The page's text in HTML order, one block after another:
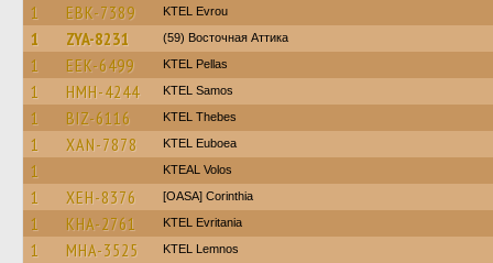
1 EBK-7389 KTEL Evrou
1 ZYA-8231 (59) Восточная Аттика
1 EEK-6499 KTEL Pellas
1 HMH-4244 KTEL Samos
1 BIZ-6116 KTEL Thebes
1 XAN-7878 ΚΤΕL Euboea
1 KTEAL Volos
1 XEH-8376 [OASA] Corinthia
1 KHA-2761 ΚΤΕL Evritania
1 MHA-3525 KTEL Lemnos